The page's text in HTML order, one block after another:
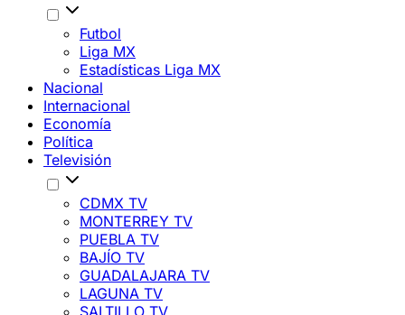
Futbol
Liga MX
Estadísticas Liga MX
Nacional
Internacional
Economía
Política
Televisión
CDMX TV
MONTERREY TV
PUEBLA TV
BAJÍO TV
GUADALAJARA TV
LAGUNA TV
SALTILLO TV